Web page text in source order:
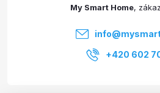
My Smart Home
info@
+420 602